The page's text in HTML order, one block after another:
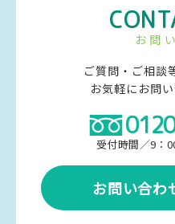
お問
ご質問・ご相談
お気軽にお問
受付時間／9：
お問い合わ